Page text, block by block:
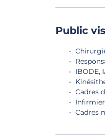
Public
IBODE,
Cadres
Cadres